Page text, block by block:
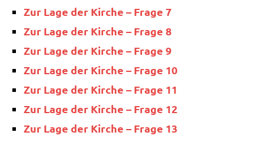
Zur Lage der Kir­che – Fra­ge 7
Zur Lage der Kir­che – Fra­ge 8
Zur Lage der Kir­che – Fra­ge 9
Zur Lage der Kir­che – Fra­ge 10
Zur Lage der Kir­che – Fra­ge 11
Zur Lage der Kir­che – Fra­ge 12
Zur Lage der Kir­che – Fra­ge 13